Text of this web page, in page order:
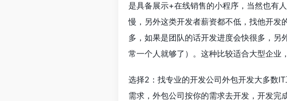
是具备展示+在线销售的小程序，当然也有
慢，另外这类开发者薪资都不低，找他开发
多，如果是团队的话开发进度会快很多，另
常一个人就够了）。这种比较适合大型企业
选择2：找专业的开发公司外包开发大多数
需求，外包公司按你的需求去开发，开发完